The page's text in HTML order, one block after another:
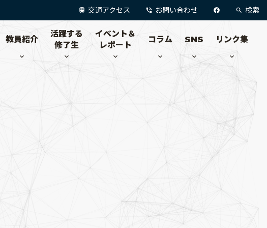
交通アクセス お問い合わせ 検索
教員紹介
活躍する
修了生
イベント＆
レポート
コラム SNS リンク集